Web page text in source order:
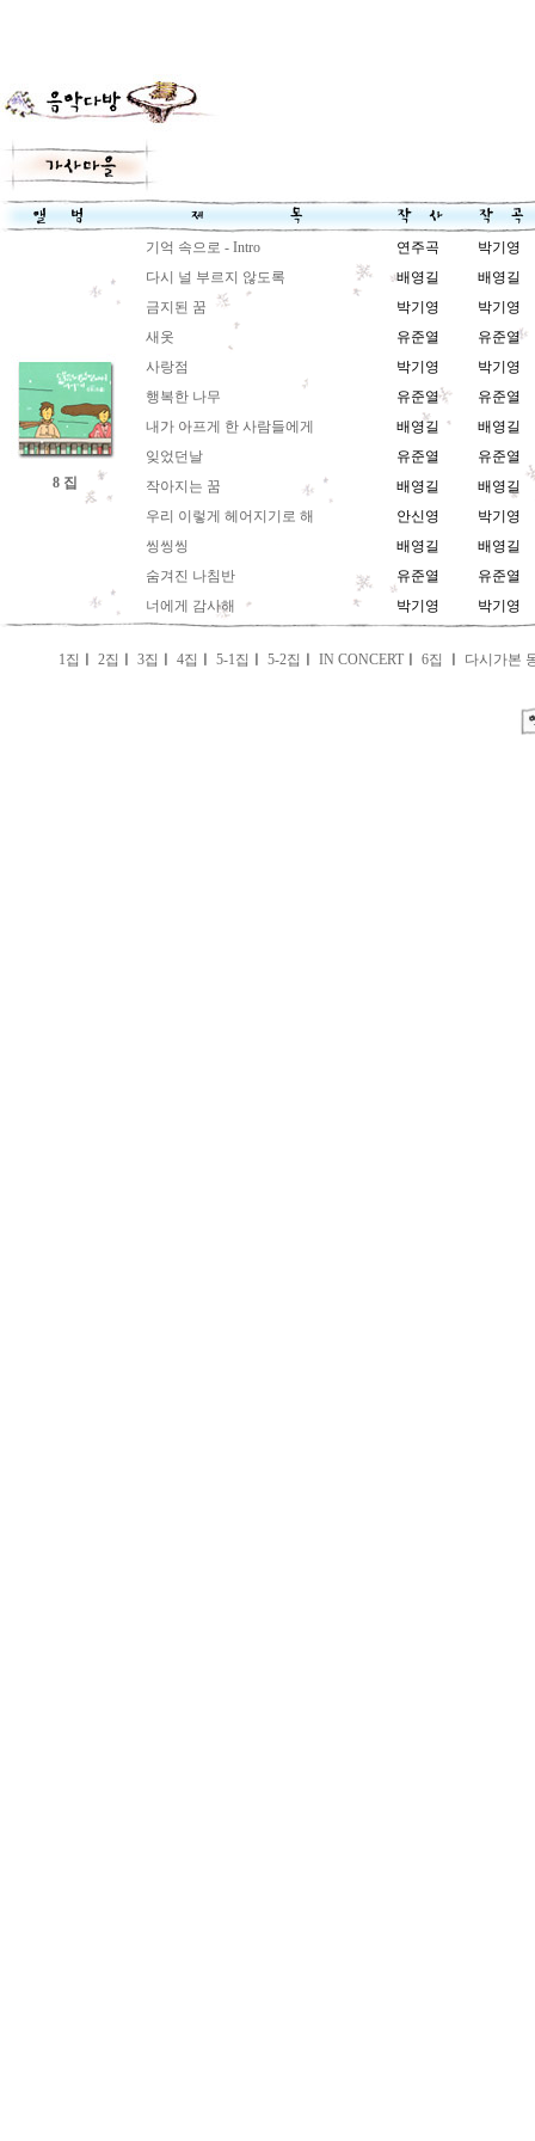
8 집
기억 속으로 - Intro 연주곡
박기영
다시 널 부르지 않도록
배영길
배영길
금지된 꿈
박기영
박기영
새옷
유준열
유준열
사랑점
박기영
박기영
행복한 나무
유준열
유준열
내가 아프게 한 사람들에게
배영길
배영길
잊었던날
유준열
유준열
작아지는 꿈
배영길
배영길
우리 이렇게 헤어지기로 해
안신영
박기영
씽씽씽
배영길
배영길
숨겨진 나침반
유준열
유준열
너에게 감사해
박기영 박기영
1집 2집 3집 4집 5-1집 5-2집 IN CONCERT 6집 다시가본